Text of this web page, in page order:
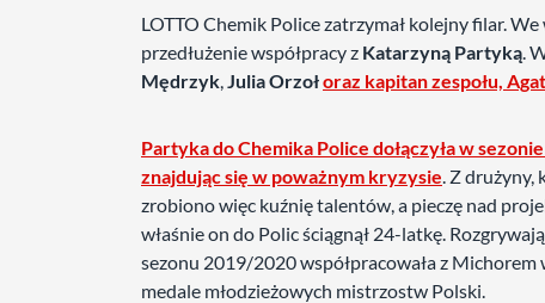
LOTTO Chemik Police zatrzymał kolejny filar.
przedłużenie współpracy z Katarzyną Partyką.
Mędrzyk,Julia Orzołoraz kapitan zespołu,
Partyka do Chemika Police dołączyła w
znajdując się w poważnym kryzysie. Z drużyny,
zrobiono więc kuźnię talentów, a pieczę nad
właśnie on do Polic ściągnął 24-latkę.
sezonu 2019/2020 współpracowała z
medale młodzieżowych mistrzostw Polski.